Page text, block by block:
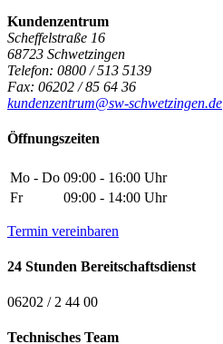
Kundenzentrum
Scheffelstraße 16
68723 Schwetzingen
Telefon: 0800 / 513 5139
Fax: 06202 / 85 64 36
kundenzentrum@sw-schwetzingen.de
Öffnungszeiten
Mo - Do 09:00 - 16:00 Uhr
Fr
09:00 - 14:00 Uhr
Termin vereinbaren
24 Stunden Bereitschaftsdienst
06202 / 2 44 00
Technisches Team